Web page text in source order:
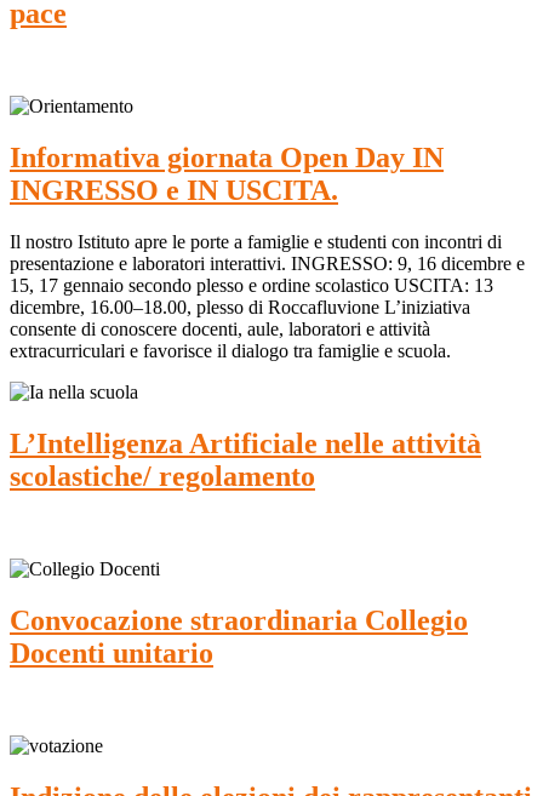
pace
Informativa giornata Open Day IN
INGRESSO e IN USCITA.
Il nostro Istituto apre le porte a famiglie e studenti con incontri di
presentazione e laboratori interattivi. INGRESSO: 9, 16 dicembre e
15, 17 gennaio secondo plesso e ordine scolastico USCITA: 13
dicembre, 16.00–18.00, plesso di Roccafluvione L’iniziativa
consente di conoscere docenti, aule, laboratori e attività
extracurriculari e favorisce il dialogo tra famiglie e scuola.
L’Intelligenza Artificiale nelle attività
scolastiche/ regolamento
Convocazione straordinaria Collegio
Docenti unitario